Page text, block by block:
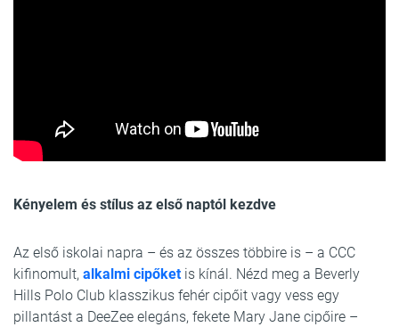
Kényelem és stílus az első naptól kezdve
Az első iskolai napra – és az összes többire is – a CCC
kifinomult, alkalmi cipőketis kínál. Nézd meg a Beverly
Hills Polo Club klasszikus fehér cipőit vagy vess egy
pillantást a DeeZee elegáns, fekete Mary Jane cipőire –